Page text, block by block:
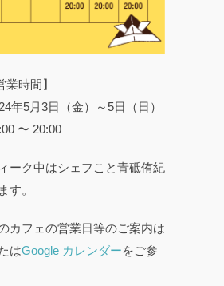
業時間】
月3日（金）～5日（日）
〜 20:00
ーク中はシェフこと青砥侑紀
す。
カフェの営業日等のご案内は
はGoogle カレンダーをご参